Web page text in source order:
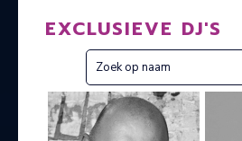
EXCLUSIEVE DJ'S